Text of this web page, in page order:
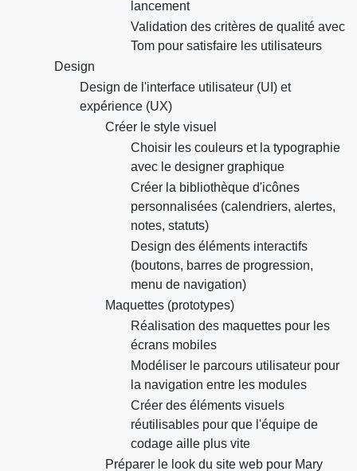
lancement
Validation des critères de qualité avec
Tom pour satisfaire les utilisateurs
Design
Design de l'interface utilisateur (UI) et
expérience (UX)
Créer le style visuel
Choisir les couleurs et la typographie
avec le designer graphique
Créer la bibliothèque d'icônes
personnalisées (calendriers, alertes,
notes, statuts)
Design des éléments interactifs
(boutons, barres de progression,
menu de navigation)
Maquettes (prototypes)
Réalisation des maquettes pour les
écrans mobiles
Modéliser le parcours utilisateur pour
la navigation entre les modules
Créer des éléments visuels
réutilisables pour que l'équipe de
codage aille plus vite
Préparer le look du site web pour Mary